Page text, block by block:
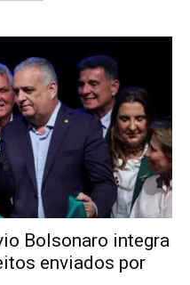
Bolsonaro integra
enviados por